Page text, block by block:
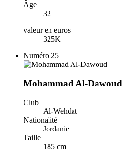
Âge
32
valeur en euros
325K
Numéro 25
Mohammad Al-Dawoud
Club
Al-Wehdat
Nationalité
Jordanie
Taille
185 cm